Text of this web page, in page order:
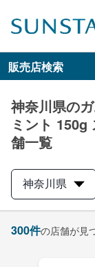
販売店検索
神奈川県の
ミント 150g
舗一覧
神奈川県
300件の店舗が見